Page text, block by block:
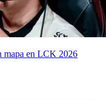
mapa en LCK 2026